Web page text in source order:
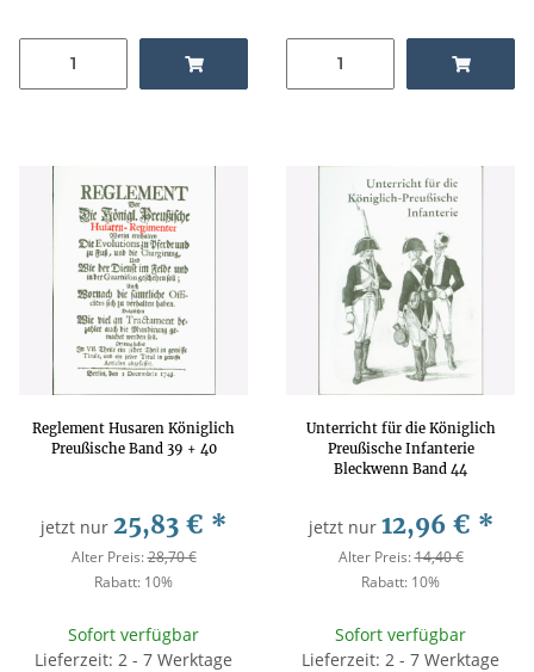
Reglement Husaren Königlich
Preußische Band 39 + 40
jetzt nur 25,83 € *
Alter Preis:28,70 €
Rabatt: 10%
Sofort verfügbar
Lieferzeit: 2 - 7 Werktage
Unterricht für die Königlich
Preußische Infanterie
Bleckwenn Band 44
jetzt nur 12,96 € *
Alter Preis:14,40 €
Rabatt: 10%
Sofort verfügbar
Lieferzeit: 2 - 7 Werktage